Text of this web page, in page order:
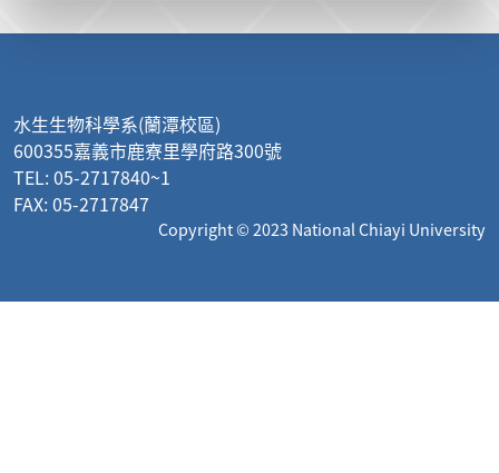
水生生物科學系(蘭潭校區)
600355嘉義市鹿寮里學府路300號
TEL: 05-2717840~1
FAX: 05-2717847
Copyright © 2023 National Chiayi University